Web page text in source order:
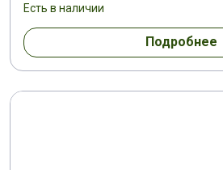
Есть в наличии
Подробнее